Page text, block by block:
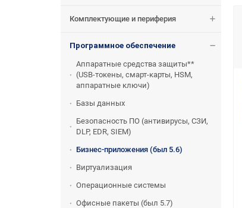
Комплектующие и периферия
Программное обеспечение
Аппаратные средства защиты**
(USB-токены, смарт-карты, HSM,
аппаратные ключи)
Базы данных
Безопасность ПО (антивирусы, СЗИ,
DLP, EDR, SIEM)
Бизнес-приложения (был 5.6)
Виртуализация
Операционные системы
Офисные пакеты (был 5.7)